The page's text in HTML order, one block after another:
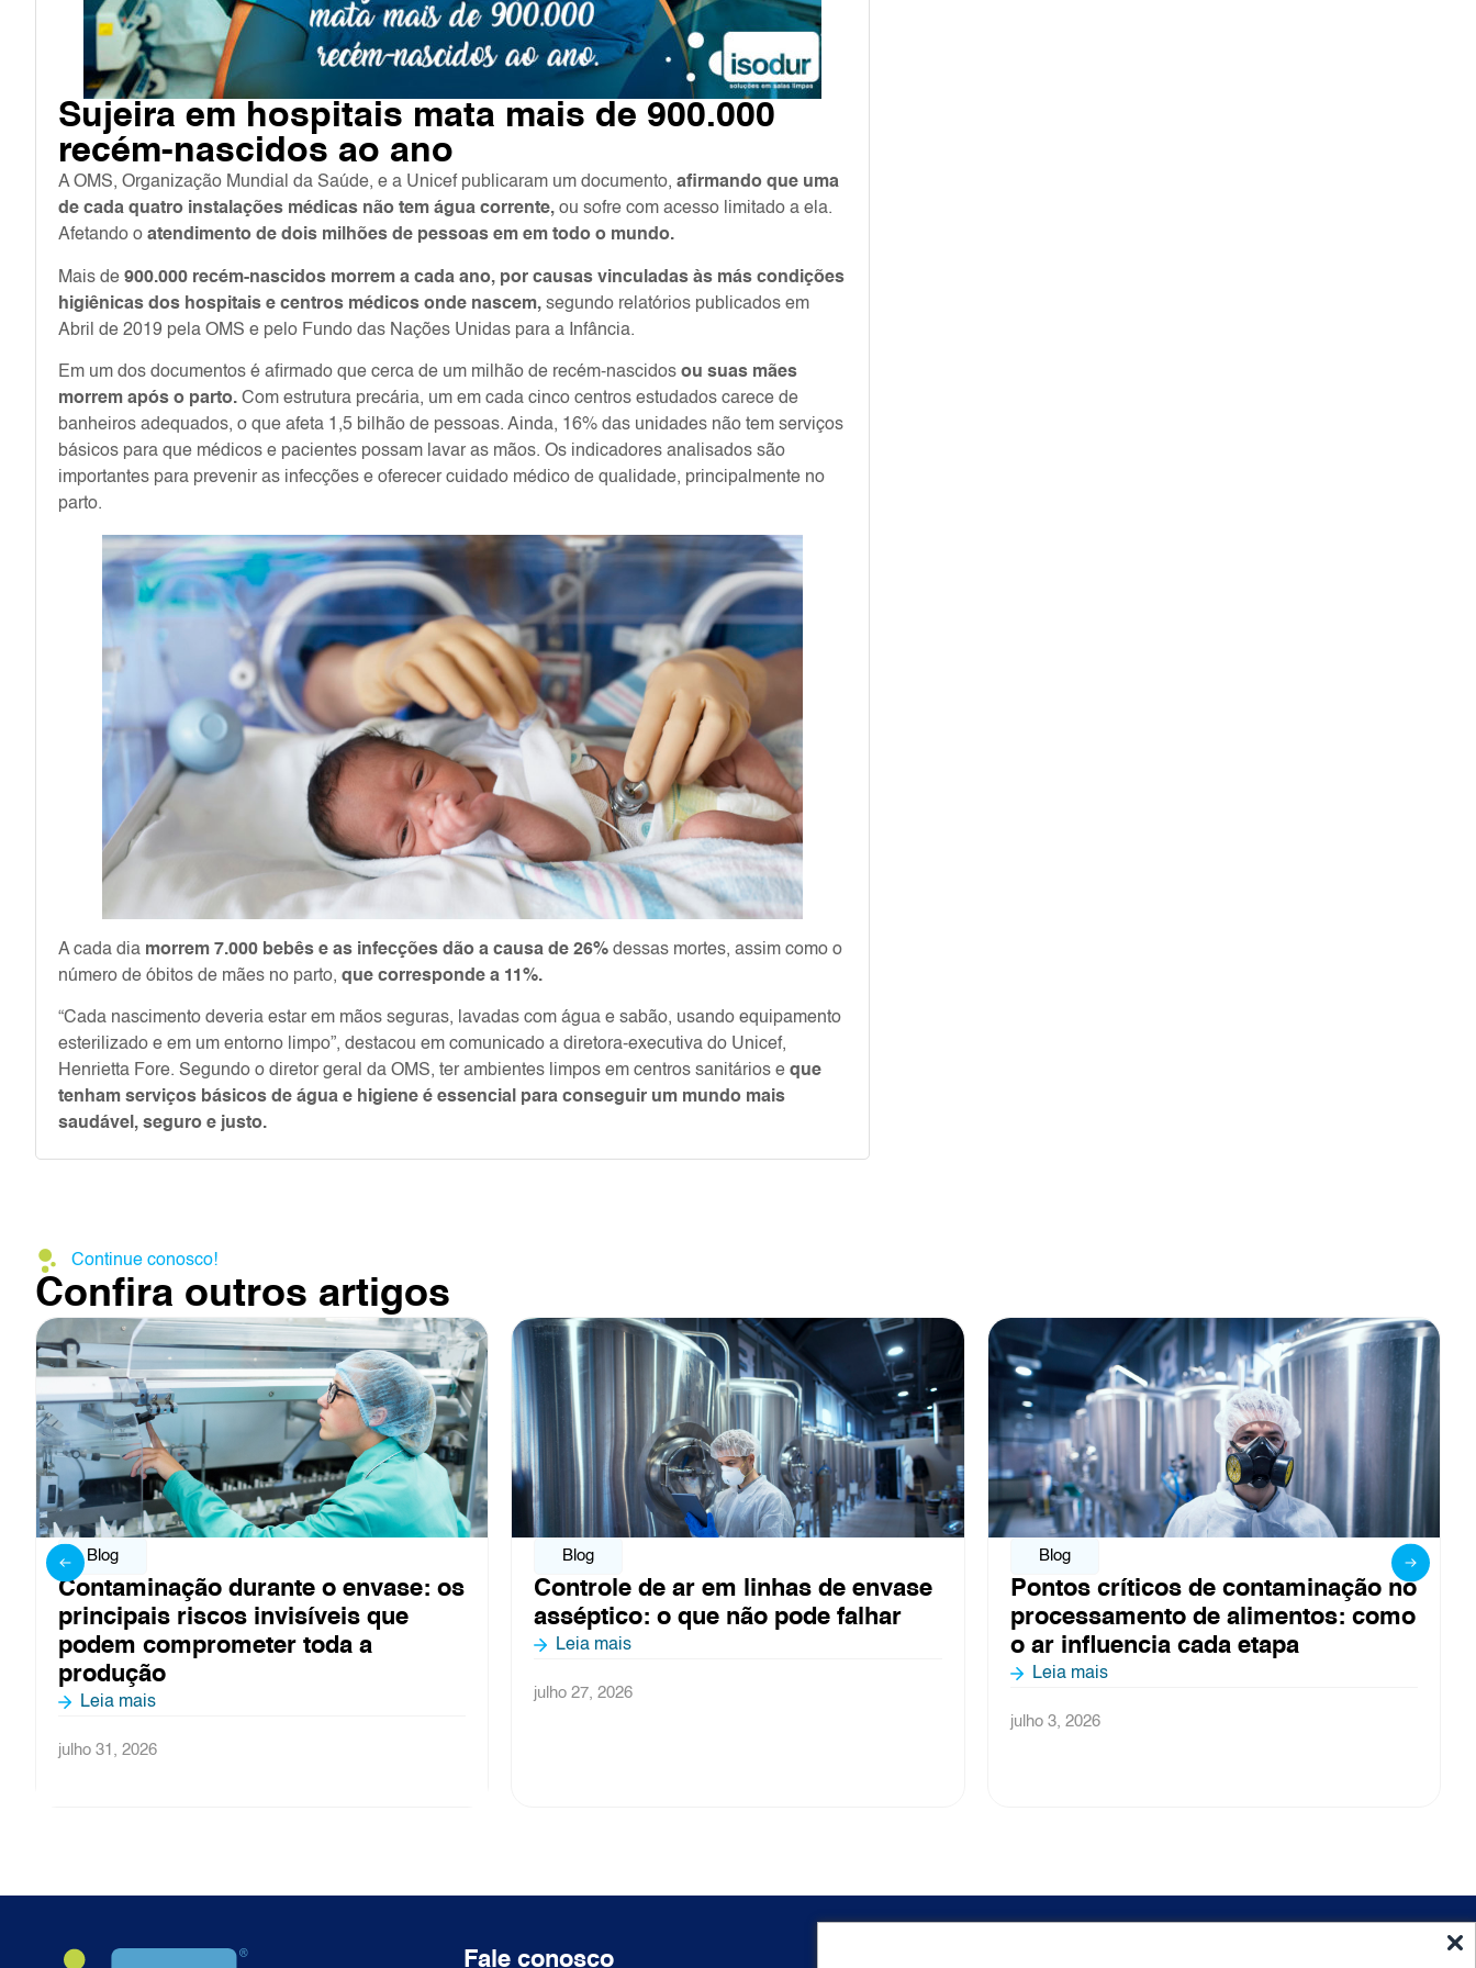
Sujeira em hospitais mata mais de 900.000
recém-nascidos ao ano
A OMS, Organização Mundial da Saúde, e a Unicef publicaram um documento, afirmando que uma
de cada quatro instalações médicas não tem água corrente, ou sofre com acesso limitado a ela.
Afetando o atendimento de dois milhões de pessoas em em todo o mundo.
Mais de 900.000 recém-nascidos morrem a cada ano, por causas vinculadas às más condições
higiênicas dos hospitais e centros médicos onde nascem, segundo relatórios publicados em
Abril de 2019 pela OMS e pelo Fundo das Nações Unidas para a Infância.
Em um dos documentos é afirmado que cerca de um milhão de recém-nascidos ou suas mães
morrem após o parto. Com estrutura precária, um em cada cinco centros estudados carece de
banheiros adequados, o que afeta 1,5 bilhão de pessoas. Ainda, 16% das unidades não tem serviços
básicos para que médicos e pacientes possam lavar as mãos. Os indicadores analisados são
importantes para prevenir as infecções e oferecer cuidado médico de qualidade, principalmente no
parto.
A cada dia morrem 7.000 bebês e as infecções dão a causa de 26% dessas mortes, assim como o
número de óbitos de mães no parto, que corresponde a 11%.
“Cada nascimento deveria estar em mãos seguras, lavadas com água e sabão, usando equipamento
esterilizado e em um entorno limpo”, destacou em comunicado a diretora-executiva do Unicef,
Henrietta Fore. Segundo o diretor geral da OMS, ter ambientes limpos em centros sanitários e que
tenham serviços básicos de água e higiene é essencial para conseguir um mundo mais
saudável, seguro e justo.
Continue conosco!
Confira outros artigos
os
Controle de ar em linhas de envase
asséptico: o que não pode falhar
Leia mais
julho 27, 2026
Pontos críticos de contaminação no
processamento de alimentos: como
o ar influencia cada etapa
Obrigado por fazer parte da Fispal
2026
Leia mais
Fale conosco